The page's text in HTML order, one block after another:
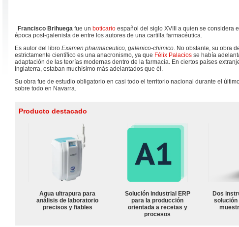
Francisco Brihuega fue un boticario español del siglo XVIII a quien se considera
época post-galenista de entre los autores de una cartilla farmacéutica.
Es autor del libro Examen pharmaceutico, galenico-chimico. No obstante, su obra
estrictamente científico es una anacronismo, ya que Félix Palacios se había
adaptación de las teorías modernas dentro de la farmacia. En ciertos países
Inglaterra, estaban muchísimo más adelantados que él.
Su obra fue de estudio obligatorio en casi todo el territorio nacional durante el
sobre todo en Navarra.
Producto destacado
Agua ultrapura para
análisis de laboratorio
precisos y fiables
Solución industrial ERP
para la producción
orientada a recetas y
procesos
Dos
solución